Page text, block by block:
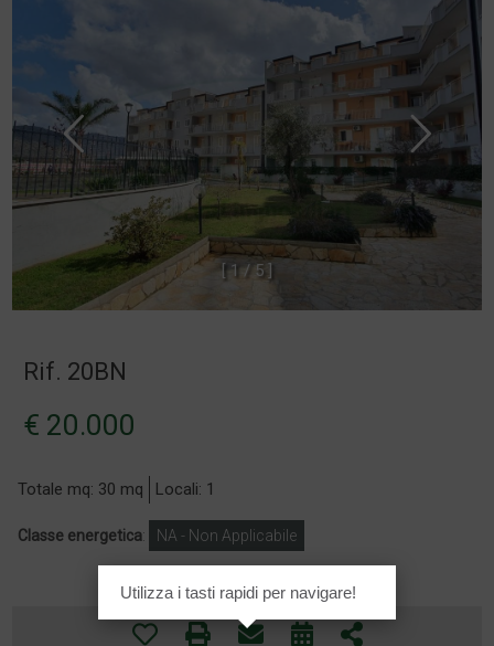
[ 1 / 5 ]
Rif. 20BN
€ 20.000
Totale mq: 30 mq Locali: 1
Classe energetica: NA - Non Applicabile
Utilizza i tasti rapidi per navigare!